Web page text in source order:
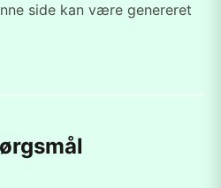
side kan være genereret